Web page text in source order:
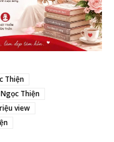
Thiện
Ngọc Thiện
view